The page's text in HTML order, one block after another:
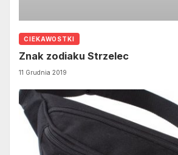
CIEKAWOSTKI
Znak zodiaku Strzelec
11 Grudnia 2019